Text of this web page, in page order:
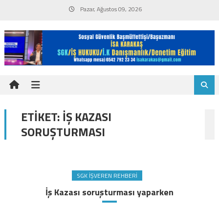
content
Pazar, Ağustos 09, 2026
ETIKET:İŞ KAZASI
SORUŞTURMASI
SGK İŞVEREN REHBERI
İş Kazası soruşturması yaparken